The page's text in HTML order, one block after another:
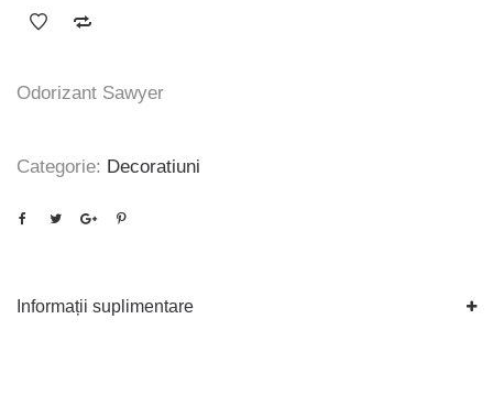
Odorizant Sawyer
Categorie: Decoratiuni
Informații suplimentare